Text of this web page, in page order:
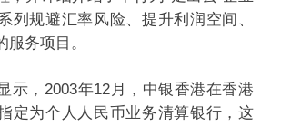
列规避汇率风险、提升利润空间、
务项目。
，2003年12月，中银香港在香港
定为个人人民币业务清算银行，这